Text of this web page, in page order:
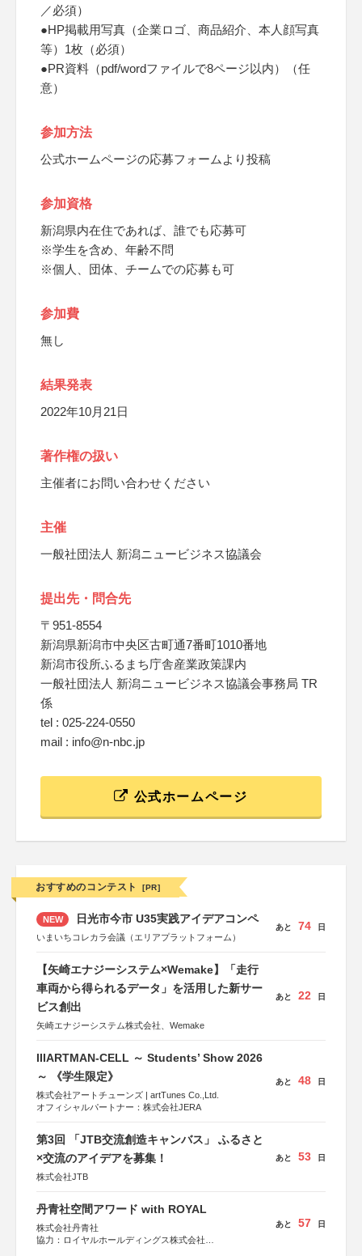
／必須）
●HP掲載用写真（企業ロゴ、商品紹介、本人顔写真
等）1枚（必須）
●PR資料（pdf/wordファイルで8ページ以内）（任
意）
参加方法
公式ホームページの応募フォームより投稿
参加資格
新潟県内在住であれば、誰でも応募可
※学生を含め、年齢不問
※個人、団体、チームでの応募も可
参加費
無し
結果発表
2022年10月21日
著作権の扱い
主催者にお問い合わせください
主催
一般社団法人 新潟ニュービジネス協議会
提出先・問合先
〒951-8554
新潟県新潟市中央区古町通7番町1010番地
新潟市役所ふるまち庁舎産業政策課内
一般社団法人 新潟ニュービジネス協議会事務局 TR
係
tel : 025-224-0550
mail : info@n-nbc.jp
公式ホームページ
おすすめのコンテスト [PR]
NEW 日光市今市 U35実践アイデアコンペ
いまいちコレカラ会議（エリアプラットフォーム）
あと 74 日
【矢崎エナジーシステム×Wemake】「走行
車両から得られるデータ」を活用した新サー
ビス創出
矢崎エナジーシステム株式会社、Wemake
あと 22 日
IIIARTMAN-CELL ～ Students’ Show 2026
～ 《学生限定》
株式会社アートチューンズ | artTunes Co.,Ltd.
オフィシャルパートナー：株式会社JERA
あと 48 日
第3回 「JTB交流創造キャンバス」 ふるさと
×交流のアイデアを募集！
株式会社JTB
あと 53 日
丹青社空間アワード with ROYAL
株式会社丹青社
協力：ロイヤルホールディングス株式会社
あと 57 日